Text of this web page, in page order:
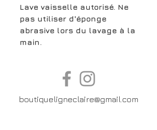
Lave vaisselle autorisé. Ne
pas utiliser d'éponge
abrasive lors du lavage à la
main.
boutiqueligneclaire@gmail.com